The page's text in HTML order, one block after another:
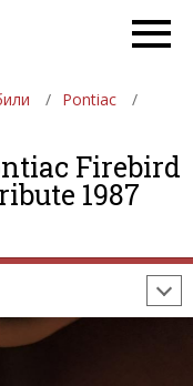
Pontiac
Firebird
1987
ДЕВУШКИ